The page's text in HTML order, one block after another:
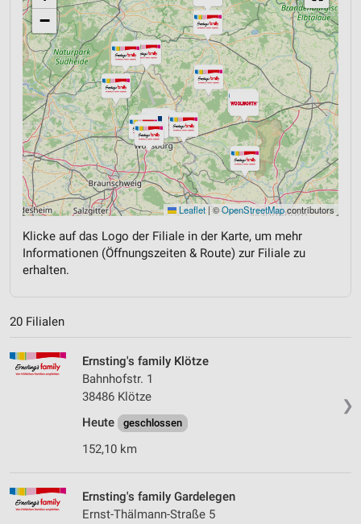
−
Leaflet | ©OpenStreetMapcontributors
Klicke auf das Logo der Filiale in der Karte, um mehr
Informationen (Öffnungszeiten & Route) zur Filiale zu
erhalten.
20 Filialen
❯
Ernsting's family Klötze
Bahnhofstr. 1
38486 Klötze
Heute
geschlossen
152,10 km
Ernsting's family Gardelegen
Ernst-Thälmann-Straße 5